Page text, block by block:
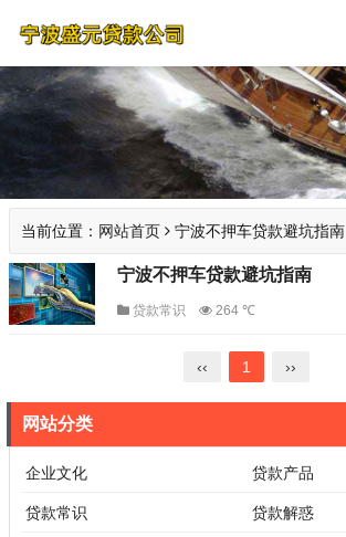
当前位置： 网站首页 宁波不押车贷款避坑指南
宁波不押车贷款避坑指南
贷款常识 264 ℃
‹‹ 1 ››
网站分类
企业文化 贷款产品
贷款常识 贷款解惑